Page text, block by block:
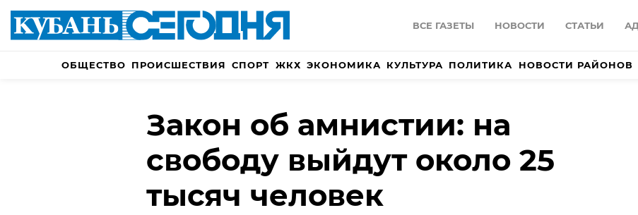
ВСЕ ГАЗЕТЫ НОВОСТИ СТАТЬИ
ОБЩЕСТВО ПРОИСШЕСТВИЯ СПОРТ ЖКХ ЭКОНОМИКА КУЛЬТУРА ПОЛИТИКА НОВОСТИ РАЙОНОВ
Закон об амнистии: на
свободу выйдут около 25
тысяч человек